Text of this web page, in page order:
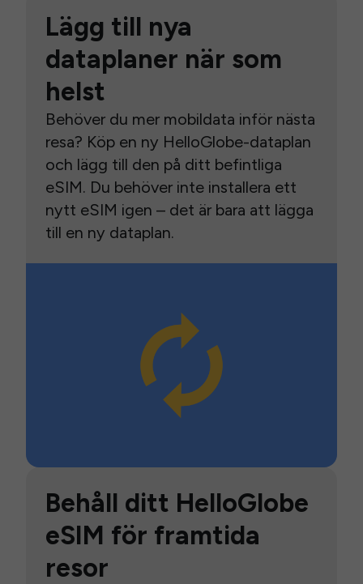
Lägg till nya
dataplaner när som
helst
Behöver du mer mobildata inför nästa
resa? Köp en ny HelloGlobe-dataplan
och lägg till den på ditt befintliga
eSIM. Du behöver inte installera ett
nytt eSIM igen – det är bara att lägga
till en ny dataplan.
Behåll ditt HelloGlobe
eSIM för framtida
resor